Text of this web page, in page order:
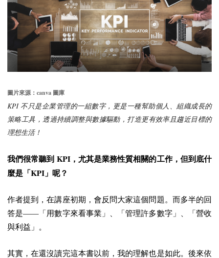
圖片來源： canva 圖庫
KPI 不只是企業管理的一組數字，更是一種幫助個人、組織成長的
策略工具，透過持續調整與數據驅動，打造更有效率且趨近目標的
理想生活！
我們很常聽到 KPI，尤其是業務性質相關的工作，但到底什
麼是「 KPI 」呢？
作者提到，在講座初期，會反問大家這個問題。而多半的回
答是——「用數字來看事業」、「管理許多數字」、「營收
與利益」。
其實，在還沒讀完這本書以前，我的理解也是如此。後來依